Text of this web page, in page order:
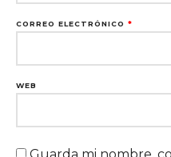
CORREO ELECTRÓNICO *
WEB